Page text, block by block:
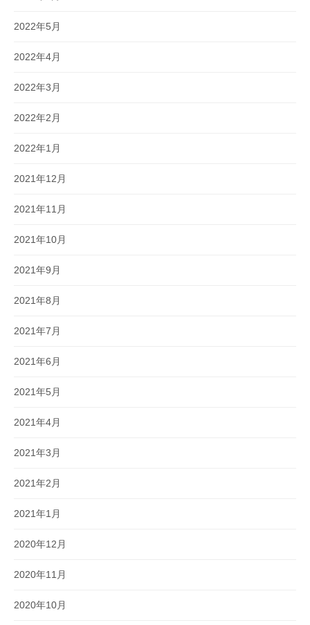
2022年5月
2022年4月
2022年3月
2022年2月
2022年1月
2021年12月
2021年11月
2021年10月
2021年9月
2021年8月
2021年7月
2021年6月
2021年5月
2021年4月
2021年3月
2021年2月
2021年1月
2020年12月
2020年11月
2020年10月